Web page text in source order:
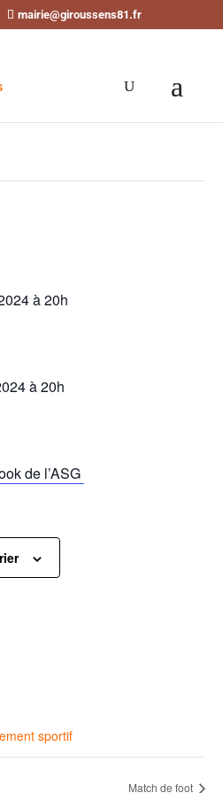
mairie@giroussens81.fr
à 20h
à 20h
de l’ASG
sportif
Match de foot